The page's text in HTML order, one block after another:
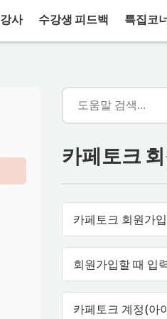
강사 수강생 피드백 특집코
카페토크
카페토크 회원가
회원가입할 때 입
카페토크 계정(아